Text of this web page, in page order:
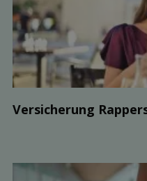
Ver­sicherung